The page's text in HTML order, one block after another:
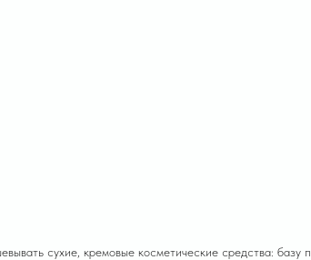
сухие, кремовые косметические средства: базу